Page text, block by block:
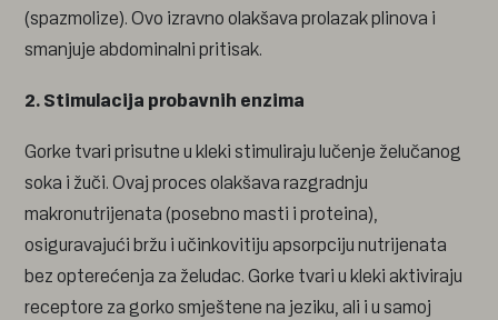
(spazmolize). Ovo izravno olakšava prolazak plinova i
smanjuje abdominalni pritisak.
2. Stimulacija probavnih enzima
Gorke tvari prisutne u kleki stimuliraju lučenje želučanog
soka i žuči. Ovaj proces olakšava razgradnju
makronutrijenata (posebno masti i proteina),
osiguravajući bržu i učinkovitiju apsorpciju nutrijenata
bez opterećenja za želudac. Gorke tvari u kleki aktiviraju
receptore za gorko smještene na jeziku, ali i u samoj